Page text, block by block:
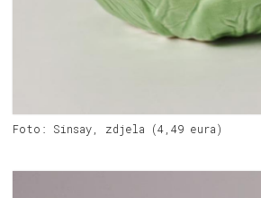
Foto: Sinsay, zdjela (4,49 eura)